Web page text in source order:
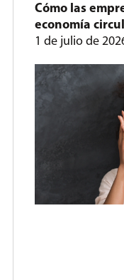
Cómo las
economía
1 de julio de